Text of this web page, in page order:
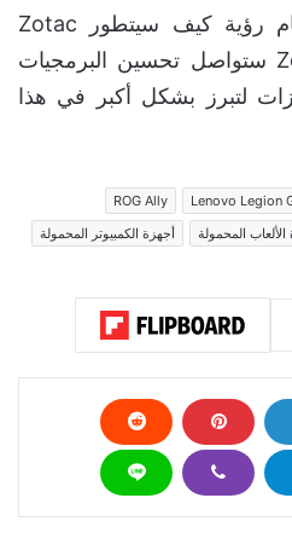
سيكون من المثير للاهتمام رؤية كيف سيتطور Zotac
Zone وما إذا كانت Zotac ستواصل تحسين البرمجيات
لتبرز بشكل أكبر في هذا
Lenovo Legion
ROG Ally
المحمولة
أجهزة الكمبيوتر المحمولة